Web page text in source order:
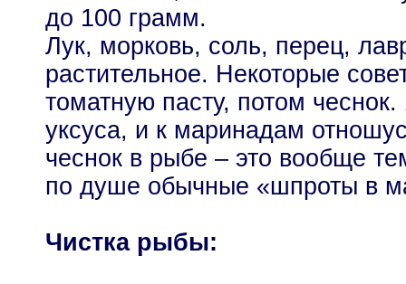
до 100 грамм.
Лук, морковь, соль, перец,
растительное. Некоторые
томатную пасту, потом
уксуса, и к маринадам
чеснок в рыбе – это вообще
по душе обычные «шпроты в
Чистка рыбы: